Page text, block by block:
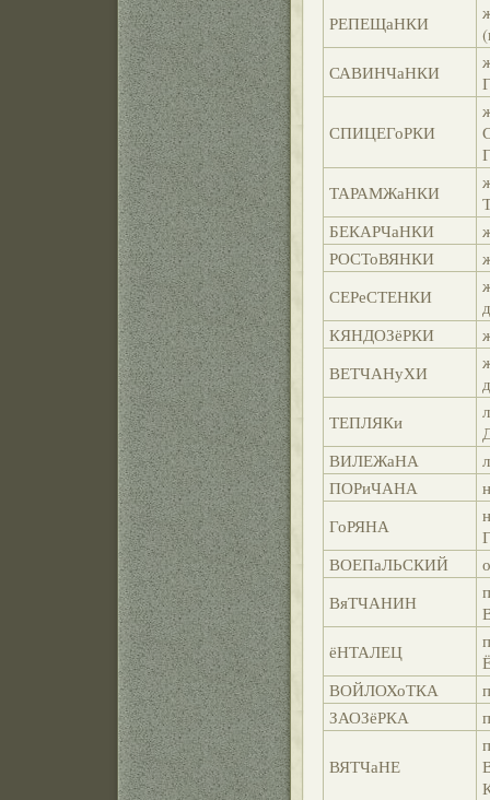
РЕПЕЩаНКИ
САВИНЧаНКИ
СПИЦЕГоРКИ
ТАРАМЖаНКИ
БЕКАРЧаНКИ
РОСТоВЯНКИ
СЕРеСТЕНКИ
КЯНДОЗёРКИ
ВЕТЧАНуХИ
ТЕПЛЯКи
ВИЛЕЖаНА
ПОРиЧАНА
ГоРЯНА
ВОЕПаЛЬСКИЙ
ВяТЧАНИН
ёНТАЛЕЦ
ВОЙЛОХоТКА
ЗАОЗёРКА
ВЯТЧаНЕ